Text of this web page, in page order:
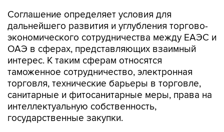
Соглашение определяет условия для
дальнейшего развития и углубления торгово-
экономического сотрудничества между ЕАЭС и
ОАЭ в сферах, представляющих взаимный
интерес. К таким сферам относятся
таможенное сотрудничество, электронная
торговля, технические барьеры в торговле,
санитарные и фитосанитарные меры, права на
интеллектуальную собственность,
государственные закупки.